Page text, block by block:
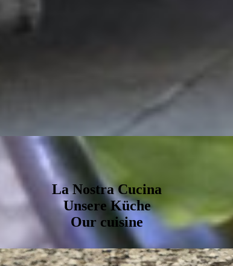
La Nostra Cucina
Unsere Küche
Our cuisine